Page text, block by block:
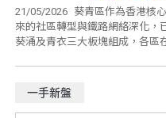
21/05/2026 葵青區作為香港核
來的社區轉型與鐵路網絡深化，
葵涌及青衣三大板塊組成，各區
一手新盤